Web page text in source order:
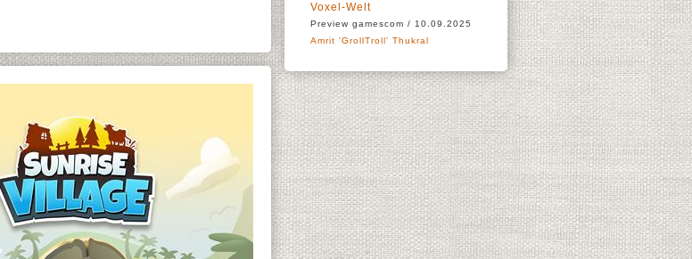
Voxel-Welt
Preview gamescom / 10.09.2025
Amrit 'GrollTroll' Thukral